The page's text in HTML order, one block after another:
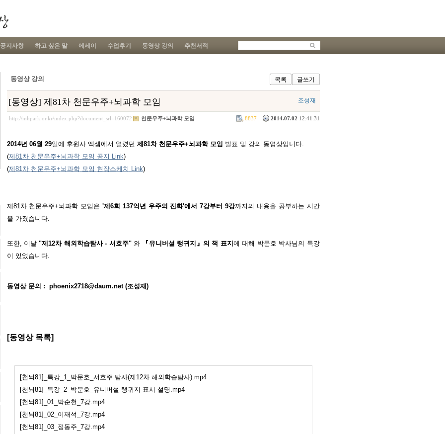
공지사항 하고 싶은 말 에세이 수업후기 동영상 강의 추천서적
동영상 강의 글쓰기
목록
[동영상] 제81차 천문우주+뇌과학 모임 조성재
http://mhpark.or.kr/index.php?document_srl=160072 2014.07.02 12:41:31
8837
천문우주+뇌과학 모임
2014년 06월 29일에 후원사 엑셈에서 열렸던 제 81차 천문우주+뇌과학모임 발표 및 강의 동영상입니다.
(제81차 천문우주+뇌과학모임 공지 Link)
(제81차 천문우주+뇌과학모임 현장스케치 Link)
제81차 천문우주+뇌과학 모임은 '제6회 137억년 우주의 진화'에서 7강부터 9강까지의 내용을 공부하는 시간
을 가졌습니다.
또한, 이날"제12차 해외학습탐사 - 서호주"와 『유니버설 랭귀지』의 책 표지 에 대해 박문호 박사님의 특강
이 있었습니다.
동영상 문의 : phoenix2718@daum.net (조성재)
[동영상 목록]
[천뇌81]_특강_1_박문호_서호주 탐사(제12차 해외학습탐사).mp4
[천뇌81]_특강_2_박문호_유니버설 랭귀지 표시 설명.mp4
[천뇌81]_01_박순천_7강.mp4
[천뇌81]_02_이재석_7강.mp4
[천뇌81]_03_정동주_7강.mp4